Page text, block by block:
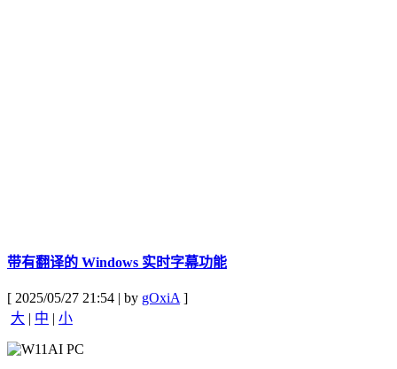
带有翻译的 Windows 实时字幕功能
[ 2025/05/27 21:54 | by gOxiA]
大 | 中 | 小